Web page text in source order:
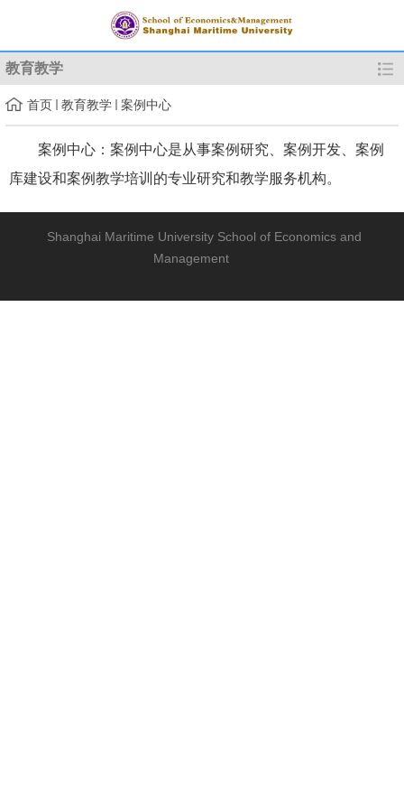
教育教学
首页 教育教学 案例中心
案例中心：案例中心是从事案例研究、案例开发、案例
库建设和案例教学培训的专业研究和教学服务机构。
Shanghai Maritime University School of Economics and
Management